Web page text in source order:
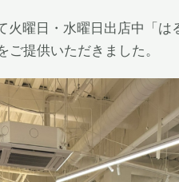
火曜日・水曜日出店中「は
提供いただきました。